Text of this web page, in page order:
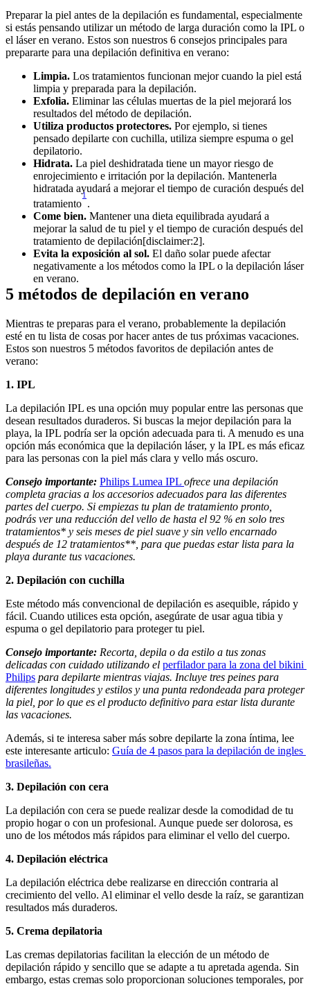
Preparar la piel antes de la depilación es fundamental, especialmente
si estás pensando utilizar un método de larga duración como la IPL o
el láser en verano. Estos son nuestros 6 consejos principales para
prepararte para una depilación definitiva en verano:
Limpia. Los tratamientos funcionan mejor cuando la piel está
limpia y preparada para la depilación.
Exfolia. Eliminar las células muertas de la piel mejorará los
resultados del método de depilación.
Utiliza productos protectores. Por ejemplo, si tienes
pensado depilarte con cuchilla, utiliza siempre espuma o gel
depilatorio.
Hidrata. La piel deshidratada tiene un mayor riesgo de
enrojecimiento e irritación por la depilación. Mantenerla
hidratada ayudará a mejorar el tiempo de curación después del
tratamiento
1
.
Come bien. Mantener una dieta equilibrada ayudará a
mejorar la salud de tu piel y el tiempo de curación después del
tratamiento de depilación[disclaimer:2].
Evita la exposición al sol. El daño solar puede afectar
negativamente a los métodos como la IPL o la depilación láser
en verano.
5 métodos de depilación en verano
Mientras te preparas para el verano, probablemente la depilación
esté en tu lista de cosas por hacer antes de tus próximas vacaciones.
Estos son nuestros 5 métodos favoritos de depilación antes de
verano:
1. IPL
La depilación IPL es una opción muy popular entre las personas que
desean resultados duraderos. Si buscas la mejor depilación para la
playa, la IPL podría ser la opción adecuada para ti. A menudo es una
opción más económica que la depilación láser, y la IPL es más eficaz
para las personas con la piel más clara y vello más oscuro.
Consejo importante: Philips Lumea IPL ofrece una depilación
completa gracias a los accesorios adecuados para las diferentes
partes del cuerpo. Si empiezas tu plan de tratamiento pronto,
podrás ver una reducción del vello de hasta el 92 % en solo tres
tratamientos* y seis meses de piel suave y sin vello encarnado
después de 12 tratamientos**, para que puedas estar lista para la
playa durante tus vacaciones.
2. Depilación con cuchilla
Este método más convencional de depilación es asequible, rápido y
fácil. Cuando utilices esta opción, asegúrate de usar agua tibia y
espuma o gel depilatorio para proteger tu piel.
Consejo importante: Recorta, depila o da estilo a tus zonas
delicadas con cuidado utilizando el perfilador para la zona del bikini
Philips para depilarte mientras viajas. Incluye tres peines para
diferentes longitudes y estilos y una punta redondeada para proteger
la piel, por lo que es el producto definitivo para estar lista durante
las vacaciones.
Además, si te interesa saber más sobre depilarte la zona íntima, lee
este interesante articulo: Guía de 4 pasos para la depilación de ingles
brasileñas.
3. Depilación con cera
La depilación con cera se puede realizar desde la comodidad de tu
propio hogar o con un profesional. Aunque puede ser dolorosa, es
uno de los métodos más rápidos para eliminar el vello del cuerpo.
4. Depilación eléctrica
La depilación eléctrica debe realizarse en dirección contraria al
crecimiento del vello. Al eliminar el vello desde la raíz, se garantizan
resultados más duraderos.
5. Crema depilatoria
Las cremas depilatorias facilitan la elección de un método de
depilación rápido y sencillo que se adapte a tu apretada agenda. Sin
embargo, estas cremas solo proporcionan soluciones temporales, por